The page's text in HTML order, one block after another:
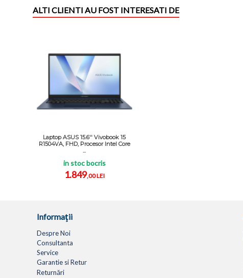
ALTI CLIENTI AU FOST INTERESATI DE
Laptop ASUS 15.6'' Vivobook 15
R1504VA, FHD, Procesor Intel Core
...
in stoc bocris
1.849,00 LEI
Informaţii
Despre Noi
Consultanta
Service
Garantie si Retur
Returnări